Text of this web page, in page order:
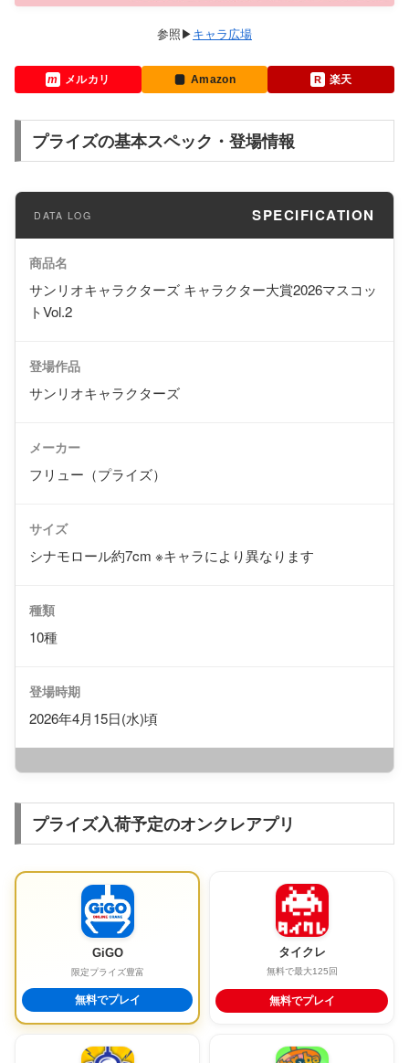
キャラ広場
メルカリ Amazon 楽天
プライズの基本スペック・登場情報
SPECIFICATION
商品名
サンリオキャラクターズ キャラクター大賞2026マスコッ
トVol.2
登場作品
サンリオキャラクターズ
メーカー
フリュー（プライズ）
サイズ
シナモロール約7cm ※キャラにより異なります
種類
10種
登場時期
2026年4月15日(水)頃
プライズ入荷予定のオンクレアプリ
GiGO
限定プライズ豊富
無料でプレイ
タイクレ
無料で最大125回
無料でプレイ